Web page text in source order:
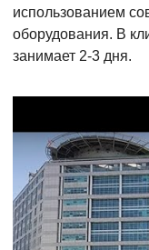
использованием
оборудования. В
занимает 2-3 дня.